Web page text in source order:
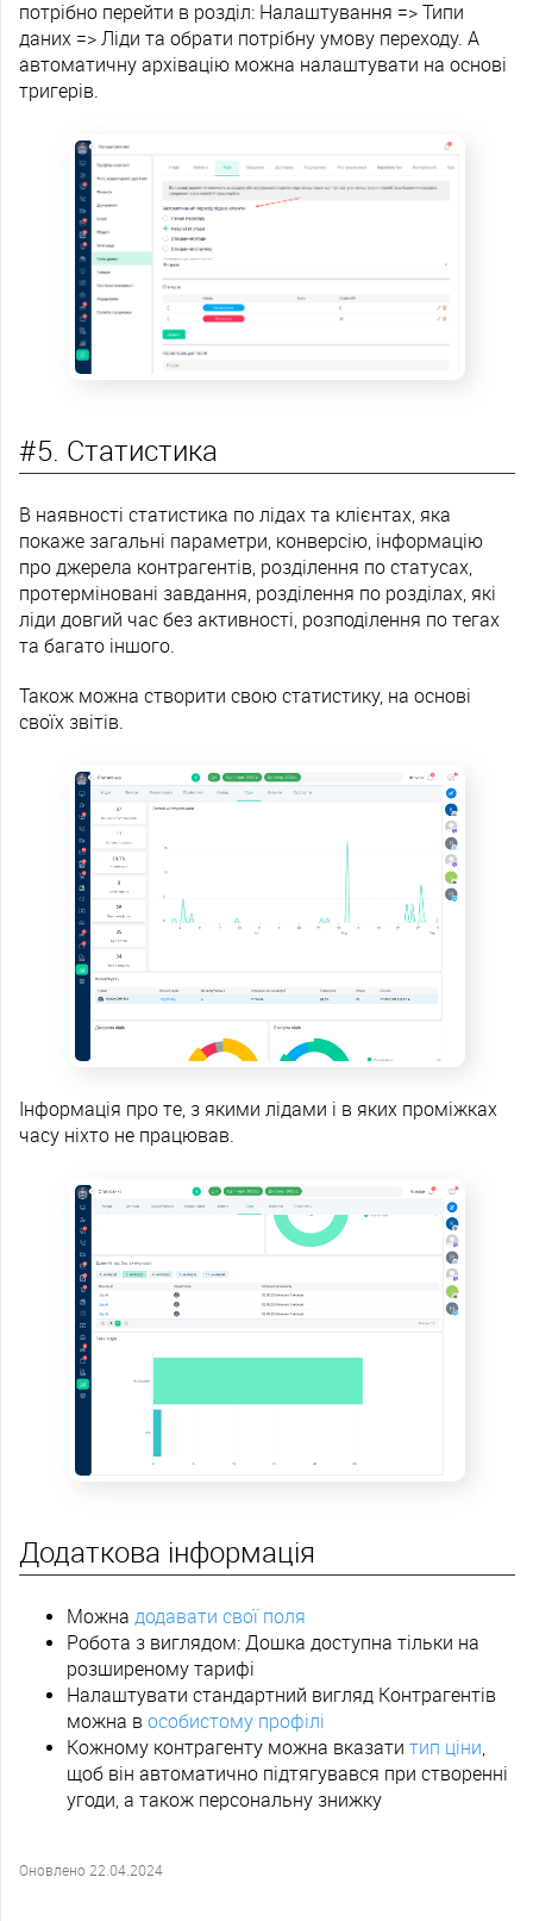
потрібно перейти в розділ: Налаштування => Типи
даних => Ліди та обрати потрібну умову переходу. А
автоматичну архівацію можна налаштувати на основі
тригерів.
#5. Статистика
В наявності статистика по лідах та клієнтах, яка
покаже загальні параметри, конверсію, інформацію
про джерела контрагентів, розділення по статусах,
протерміновані завдання, розділення по розділах, які
ліди довгий час без активності, розподілення по тегах
та багато іншого.
Також можна створити свою статистику, на основі
своїх звітів.
Інформація про те, з якими лідами і в яких проміжках
часу ніхто не працював.
Додаткова інформація
Можна додавати свої поля
Робота з виглядом: Дошка доступна тільки на
розширеному тарифі
Налаштувати стандартний вигляд Контрагентів
можна в особистому профілі
Кожному контрагенту можна вказати тип ціни
щоб він автоматично підтягувався при створенні
угоди, а також персональну знижку
Оновлено 22.04.2024